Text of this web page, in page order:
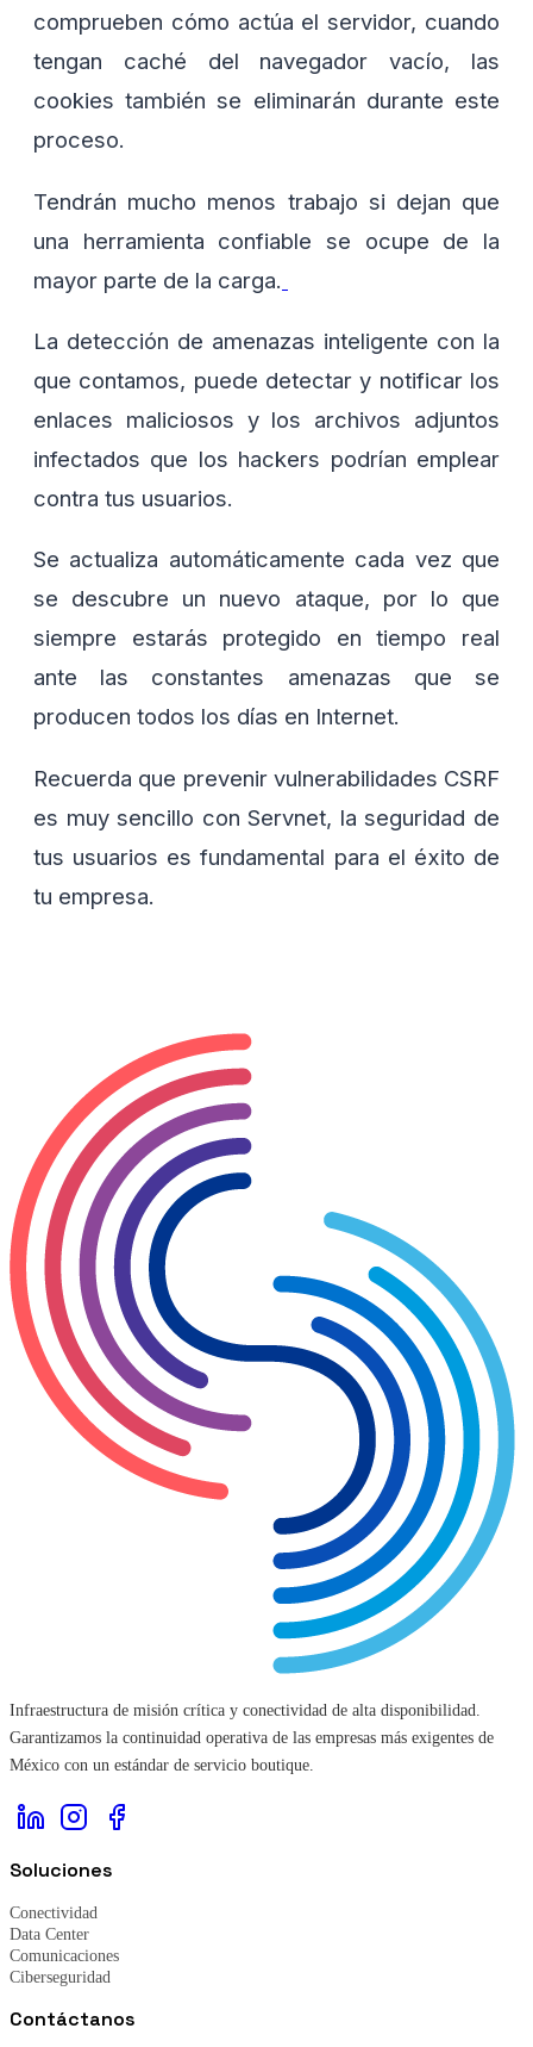
comprueben cómo actúa el servidor, cuando
tengan caché del navegador vacío, las
cookies también se eliminarán durante este
proceso.
Tendrán mucho menos trabajo si dejan que
una herramienta confiable se ocupe de la
mayor parte de la carga.
La detección de amenazas inteligente con la
que contamos, puede detectar y notificar los
enlaces maliciosos y los archivos adjuntos
infectados que los hackers podrían emplear
contra tus usuarios.
Se actualiza automáticamente cada vez que
se descubre un nuevo ataque, por lo que
siempre estarás protegido en tiempo real
ante las constantes amenazas que se
producen todos los días en Internet.
Recuerda que prevenir vulnerabilidades CSRF
es muy sencillo con Servnet, la seguridad de
tus usuarios es fundamental para el éxito de
tu empresa.
Infraestructura de misión crítica y conectividad de alta disponibilidad.
Garantizamos la continuidad operativa de las empresas más exigentes de
México con un estándar de servicio boutique.
Soluciones
Conectividad
Data Center
Comunicaciones
Ciberseguridad
Contáctanos